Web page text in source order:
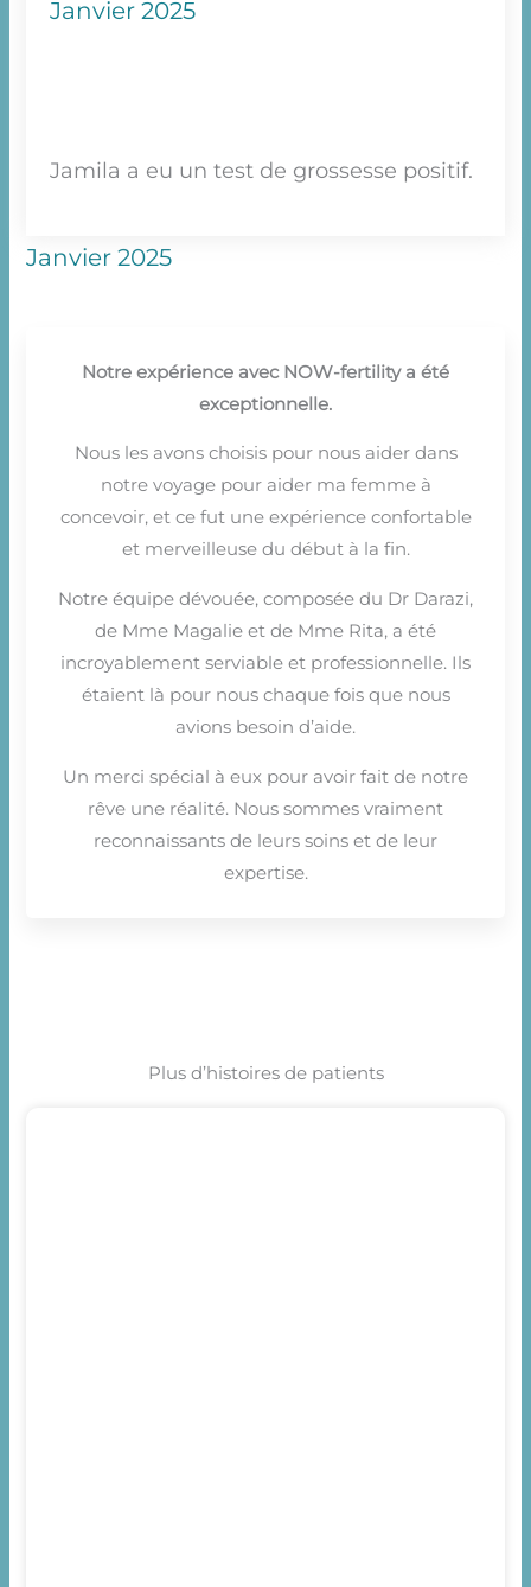
Janvier 2025
Jamila a eu un test de grossesse positif.
Janvier 2025
Notre expérience avec NOW-fertility a été
exceptionnelle.
Nous les avons choisis pour nous aider dans
notre voyage pour aider ma femme à
concevoir, et ce fut une expérience confortable
et merveilleuse du début à la fin.
Notre équipe dévouée, composée du Dr Darazi,
de Mme Magalie et de Mme Rita, a été
incroyablement serviable et professionnelle. Ils
étaient là pour nous chaque fois que nous
avions besoin d’aide.
Un merci spécial à eux pour avoir fait de notre
rêve une réalité. Nous sommes vraiment
reconnaissants de leurs soins et de leur
expertise.
Plus d’histoires de patients